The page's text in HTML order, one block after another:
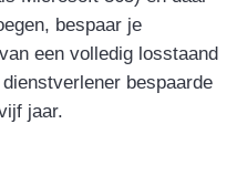
bespaar je
een volledig losstaand
bespaarde
jaar.